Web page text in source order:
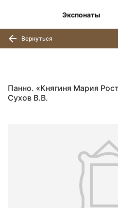
Экспонаты
Вернуться
Панно. «Княгиня Мария
Сухов В.В.